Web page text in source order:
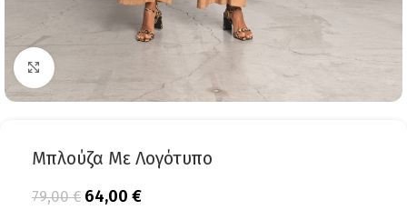
Click to enlarge
Μπλούζα Με Λογότυπο
79,00€ 64,00 €